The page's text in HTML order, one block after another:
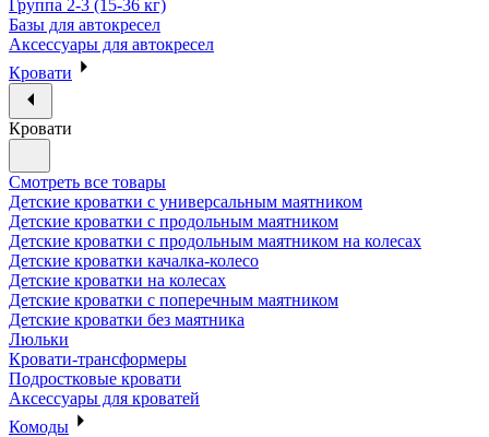
Группа 2-3 (15-36 кг)
Базы для автокресел
Аксессуары для автокресел
Кровати
Кровати
Смотреть все товары
Детские кроватки с универсальным маятником
Детские кроватки с продольным маятником
Детские кроватки с продольным маятником на колесах
Детские кроватки качалка-колесо
Детские кроватки на колесах
Детские кроватки с поперечным маятником
Детские кроватки без маятника
Люльки
Кровати-трансформеры
Подростковые кровати
Аксессуары для кроватей
Комоды